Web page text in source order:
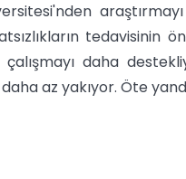
daha
az yakıyor. Öte